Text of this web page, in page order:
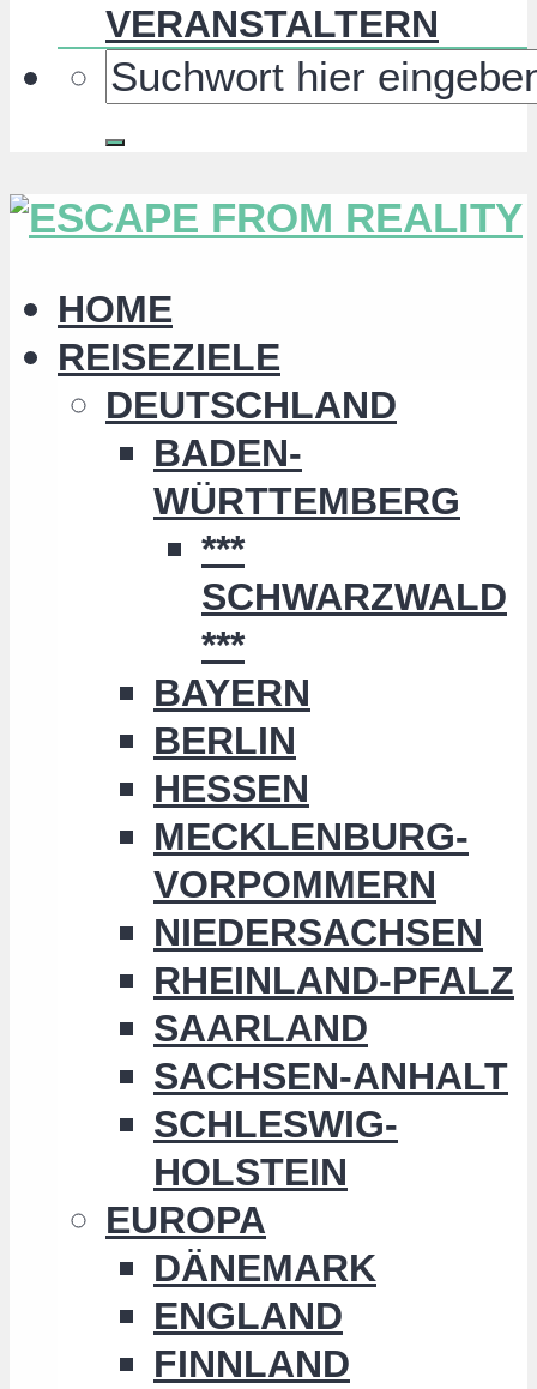
VERANSTALTERN
HOME
REISEZIELE
DEUTSCHLAND
BADEN-
WÜRTTEMBERG
***
SCHWARZWALD
***
BAYERN
BERLIN
HESSEN
MECKLENBURG-
VORPOMMERN
NIEDERSACHSEN
RHEINLAND-PFALZ
SAARLAND
SACHSEN-ANHALT
SCHLESWIG-
HOLSTEIN
EUROPA
DÄNEMARK
ENGLAND
FINNLAND